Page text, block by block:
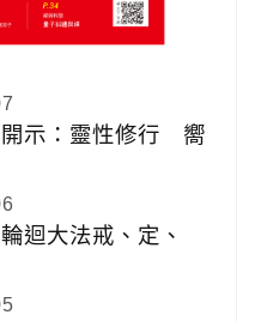
示：靈性修行 嚮
迴大法戒、定、